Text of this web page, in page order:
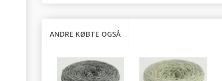
ANDRE KØBTE OGSÅ